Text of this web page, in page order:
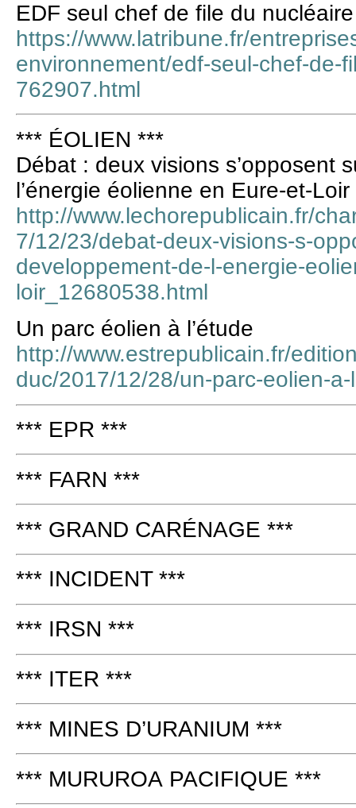
EDF seul chef de file du
https://www.latribune.fr/
environnement/edf-seul-chef-de-
762907.html
*** ÉOLIEN ***
Débat : deux visions s’opposent
l’énergie éolienne en Eure-et-Loir
http://www.lechorepublicain.fr/
7/12/23/debat-deux-visions-s-
developpement-de-l-energie-
loir_12680538.html
Un parc éolien à l’étude
http://www.estrepublicain.fr/
duc/2017/12/28/un-parc-eolien-
*** EPR ***
*** FARN ***
*** GRAND CARÉNAGE ***
*** INCIDENT ***
*** IRSN ***
*** ITER ***
*** MINES D’URANIUM ***
*** MURUROA PACIFIQUE ***